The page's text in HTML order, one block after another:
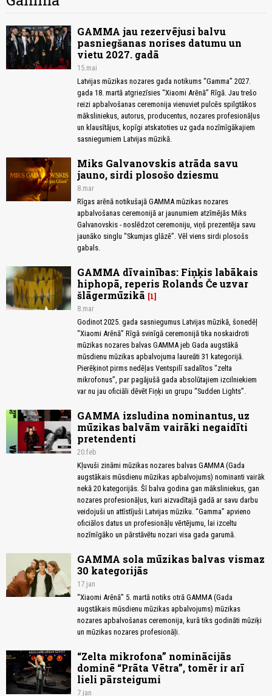
GAMMA jau rezervējusi balvu
pasniegšanas norises datumu un
vietu 2027. gadā
15.mai
Latvijas mūzikas nozares gada notikums “Gamma” 2027.
gada 18. martā atgriezīsies “Xiaomi Arēnā” Rīgā. Jau trešo
reizi apbalvošanas ceremonija vienuviet pulcēs spilgtākos
māksliniekus, autorus, producentus, nozares profesionāļus
un klausītājus, kopīgi atskatoties uz gada nozīmīgākajiem
sasniegumiem Latvijas mūzikā.
Miks Galvanovskis atrāda savu
jauno, sirdi plosošo dziesmu
8.mar
Rīgas arēnā notikušajā GAMMA mūzikas nozares
apbalvošanas ceremonijā ar jaunumiem atzīmējās Miks
Galvanovskis - noslēdzot ceremoniju, viņš prezentēja savu
jaunāko singlu “Skumjas glāzē”. Vēl viens sirdi plosošs
gabals.
GAMMA dīvainības: Fiņķis labākais
hiphopā, reperis Rolands Če uzvar
šlāgermūzikā
1
8.mar
Godinot 2025. gada sasniegumus Latvijas mūzikā, šonedēļ
“Xiaomi Arēnā” Rīgā svinīgā ceremonijā tika noskaidroti
mūzikas nozares balvas GAMMA jeb Gada augstākā
mūsdienu mūzikas apbalvojuma laureāti 31 kategorijā.
Pierēķinot pirms nedēļas Ventspilī sadalītos “zelta
mikrofonus”, par pagājušā gada absolūtajiem izcilniekiem
var nu jau oficiāli dēvēt Fiņķi un grupu “Sudden Lights”.
GAMMA izsludina nominantus, uz
mūzikas balvām vairāki negaidīti
pretendenti
20.feb
Kļuvuši zināmi mūzikas nozares balvas GAMMA (Gada
augstākais mūsdienu mūzikas apbalvojums) nominanti vairāk
nekā 20 kategorijās. Šī balva godina gan māksliniekus, gan
nozares profesionāļus, kuri aizvadītajā gadā ar savu darbu
veidojuši un attīstījuši Latvijas mūziku. “Gamma” apvieno
oficiālos datus un profesionāļu vērtējumu, lai izceltu
nozīmīgāko un pārstāvētu nozari visa gada garumā.
GAMMA sola mūzikas balvas vismaz
30 kategorijās
17.jan
“Xiaomi Arēnā” 5. martā notiks otrā GAMMA (Gada
augstākais mūsdienu mūzikas apbalvojums) mūzikas
nozares apbalvošanas ceremonija, kurā tiks godināti mūziķi
un mūzikas nozares profesionāļi.
“Zelta mikrofona” nominācijās
dominē “Prāta Vētra”, tomēr ir arī
lieli pārsteigumi
7.jan